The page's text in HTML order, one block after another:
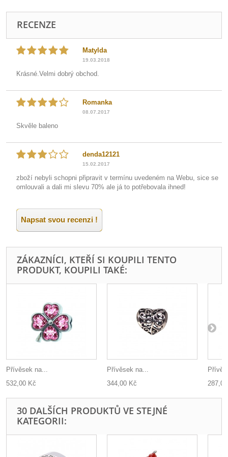
RECENZE
Matylda
19.03.2018
Krásné.Velmi dobrý obchod.
Romanka
08.07.2017
Skvěle baleno
denda12121
15.02.2017
zboží nebyli schopni připravit v termínu uvedeném na Webu, sice se
omlouvali a dali mi slevu 70% ale já to potřebovala ihned!
Napsat svou recenzi !
ZÁKAZNÍCI, KTEŘÍ SI KOUPILI TENTO
PRODUKT, KOUPILI TAKÉ:
Přívěsek na...
532,00 Kč
Přívěsek na...
344,00 Kč
30 DALŠÍCH PRODUKTŮ VE STEJNÉ
KATEGORII: